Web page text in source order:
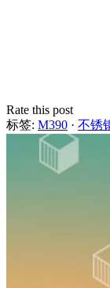
Rate this post
标签: M390 · 不锈